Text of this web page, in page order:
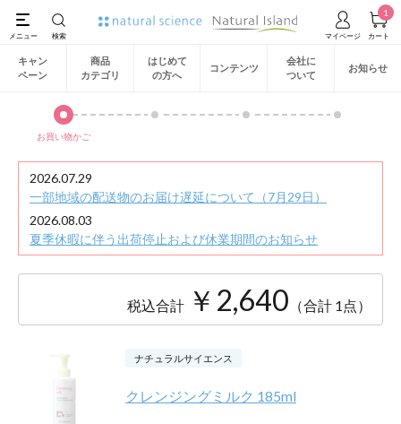
1
キャン
ペーン
商品
カテゴリ
はじめて
の方へ
コンテンツ
会社に
ついて
お知らせ
お買い物かご
2026.07.29
一部地域の配送物のお届け遅延について（7月29日）
2026.08.03
夏季休暇に伴う出荷停止および休業期間のお知らせ
税込合計 ￥2,640 （合計 1点）
ナチュラルサイエンス
クレンジングミルク 185ml